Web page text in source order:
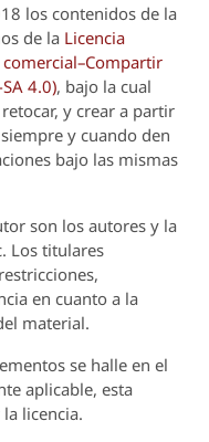
los contenidos de la
de la Licencia
4.0), bajo la cual
y crear a partir
y cuando den
bajo las mismas
son los autores y la
Los titulares
en cuanto a la
material.
se halle en el
aplicable, esta
licencia.